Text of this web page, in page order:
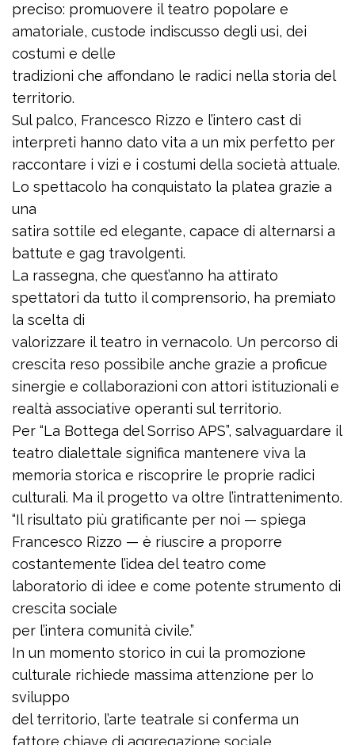
preciso: promuovere il teatro popolare e
amatoriale, custode indiscusso degli usi, dei
costumi e delle
tradizioni che affondano le radici nella storia del
territorio.
Sul palco, Francesco Rizzo e l’intero cast di
interpreti hanno dato vita a un mix perfetto per
raccontare i vizi e i costumi della società attuale.
Lo spettacolo ha conquistato la platea grazie a
una
satira sottile ed elegante, capace di alternarsi a
battute e gag travolgenti.
La rassegna, che quest’anno ha attirato
spettatori da tutto il comprensorio, ha premiato
la scelta di
valorizzare il teatro in vernacolo. Un percorso di
crescita reso possibile anche grazie a proficue
sinergie e collaborazioni con attori istituzionali e
realtà associative operanti sul territorio.
Per “La Bottega del Sorriso APS”, salvaguardare il
teatro dialettale significa mantenere viva la
memoria storica e riscoprire le proprie radici
culturali. Ma il progetto va oltre l’intrattenimento.
“Il risultato più gratificante per noi — spiega
Francesco Rizzo — è riuscire a proporre
costantemente l’idea del teatro come
laboratorio di idee e come potente strumento di
crescita sociale
per l’intera comunità civile.”
In un momento storico in cui la promozione
culturale richiede massima attenzione per lo
sviluppo
del territorio, l’arte teatrale si conferma un
fattore chiave di aggregazione sociale,